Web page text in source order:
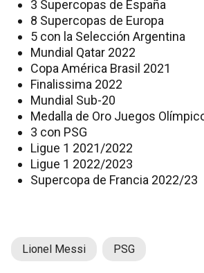
3 Supercopas de España
8 Supercopas de Europa
5 con la Selección Argentina
Mundial Qatar 2022
Copa América Brasil 2021
Finalissima 2022
Mundial Sub-20
Medalla de Oro Juegos
3 con PSG
Ligue 1 2021/2022
Ligue 1 2022/2023
Supercopa de Francia 2022/23
Lionel Messi PSG